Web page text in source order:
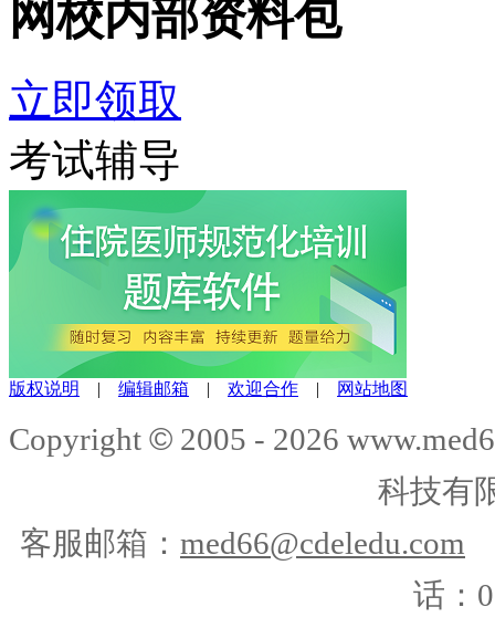
网校内部资料包
立即领取
考试辅导
版权说明 编辑邮箱 欢迎合作 网站地图
Copyright © 2005 - 2026
科技有
客服邮箱： med66@cdeledu.com
话：